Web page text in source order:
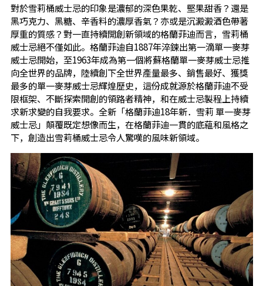
對於雪莉桶威士忌的印象是濃郁的深色果乾、堅果甜香？還是
黑巧克力、黑糖、辛香料的濃厚香氣？亦或是沉澱澱酒色帶著
厚重的質感？對一直持續開創新領域的格蘭菲迪而言，雪莉桶
威士忌絕不僅如此。格蘭菲迪自1887年淬鍊出第一滴單一麥芽
威士忌開始，至1963年成為第一個將蘇格蘭單一麥芽威士忌推
向全世界的品牌，陸續創下全世界產量最多、銷售最好、獲獎
最多的單一麥芽威士忌輝煌歷史，這份成就源於格蘭菲迪不受
限框架、不斷探索開創的領路者精神，和在威士忌製程上持續
求新求變的自我要求。全新「格蘭菲迪18年新．雪莉 單一麥芽
威士忌」顛覆既定想像而生，在格蘭菲迪一貫的底蘊和風格之
下，創造出雪莉桶威士忌令人驚嘆的風味新領域。